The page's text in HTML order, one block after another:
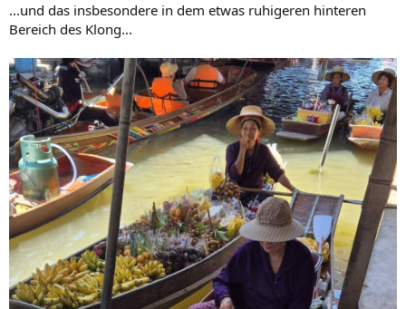
...und das insbesondere in dem etwas ruhigeren hinteren
Bereich des Klong...